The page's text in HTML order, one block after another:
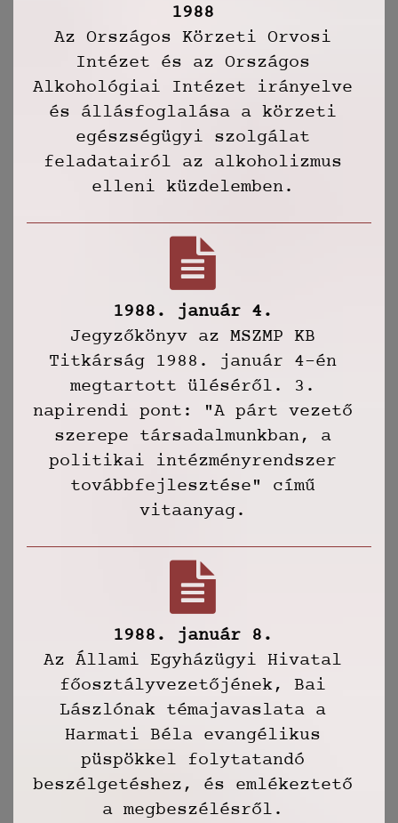
1988
Az Országos Körzeti Orvosi
Intézet és az Országos
Alkohológiai Intézet irányelve
és állásfoglalása a körzeti
egészségügyi szolgálat
feladatairól az alkoholizmus
elleni küzdelemben.
1988. január 4.
Jegyzőkönyv az MSZMP KB
Titkárság 1988. január 4-én
megtartott üléséről. 3.
napirendi pont: "A párt vezető
szerepe társadalmunkban, a
politikai intézményrendszer
továbbfejlesztése" című
vitaanyag.
1988. január 8.
Az Állami Egyházügyi Hivatal
főosztályvezetőjének, Bai
Lászlónak témajavaslata a
Harmati Béla evangélikus
püspökkel folytatandó
beszélgetéshez, és emlékeztető
a megbeszélésről.